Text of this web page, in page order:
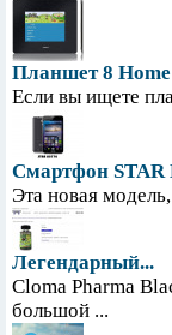
Планшет 8 Home
Если вы ищете
Смартфон STAR
Эта новая
Легендарный...
Cloma Pharma
большой ...